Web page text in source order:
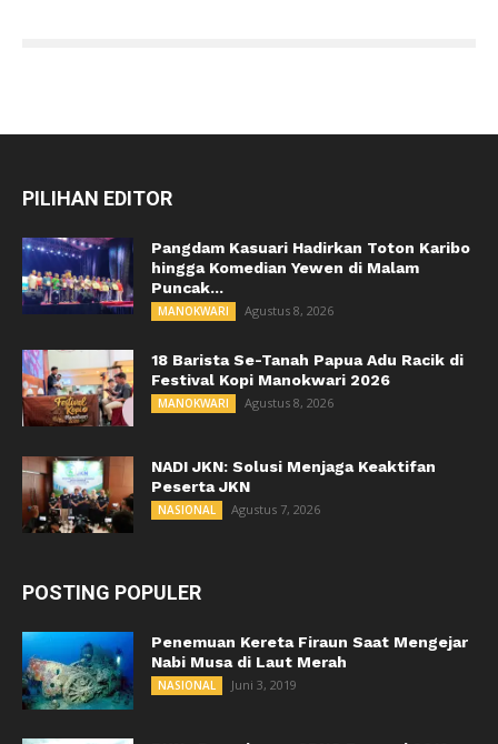
PILIHAN EDITOR
Pangdam Kasuari Hadirkan Toton Karibo
hingga Komedian Yewen di Malam
Puncak...
MANOKWARI Agustus 8, 2026
18 Barista Se-Tanah Papua Adu Racik di
Festival Kopi Manokwari 2026
MANOKWARI Agustus 8, 2026
NADI JKN: Solusi Menjaga Keaktifan
Peserta JKN
NASIONAL Agustus 7, 2026
POSTING POPULER
Penemuan Kereta Firaun Saat Mengejar
Nabi Musa di Laut Merah
NASIONAL Juni 3, 2019